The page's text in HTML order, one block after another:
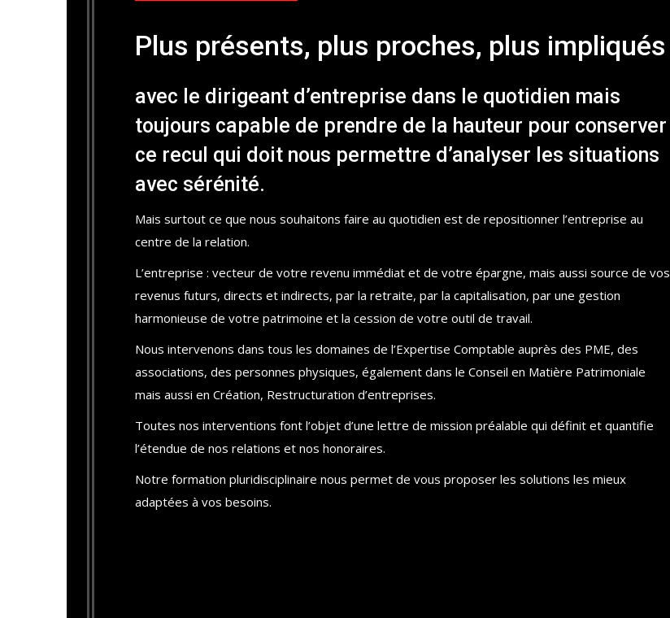
Plus présents, plus proches, plus impliqués
avec le dirigeant d’entreprise dans le quotidien mais
toujours capable de prendre de la hauteur pour conserver
ce recul qui doit nous permettre d’analyser les situations
avec sérénité.
Mais surtout ce que nous souhaitons faire au quotidien est de repositionner l’entreprise au
centre de la relation.
L’entreprise : vecteur de votre revenu immédiat et de votre épargne, mais aussi source de vos
revenus futurs, directs et indirects, par la retraite, par la capitalisation, par une gestion
harmonieuse de votre patrimoine et la cession de votre outil de travail.
Nous intervenons dans tous les domaines de l’Expertise Comptable auprès des PME, des
associations, des personnes physiques, également dans le Conseil en Matière Patrimoniale
mais aussi en Création, Restructuration d’entreprises.
Toutes nos interventions font l’objet d’une lettre de mission préalable qui définit et quantifie
l’étendue de nos relations et nos honoraires.
Notre formation pluridisciplinaire nous permet de vous proposer les solutions les mieux
adaptées à vos besoins.